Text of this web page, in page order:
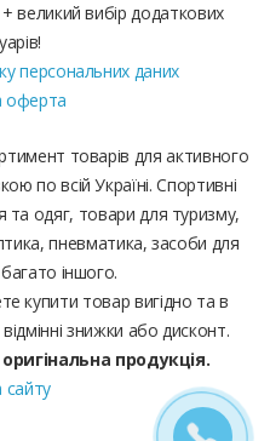
великий вибір додаткових
персональних даних
оферта
товарів для активного
по всій Україні. Спортивні
одяг, товари для туризму,
пневматика, засоби для
іншого.
купити товар вигідно та в
знижки або дисконт.
продукція.